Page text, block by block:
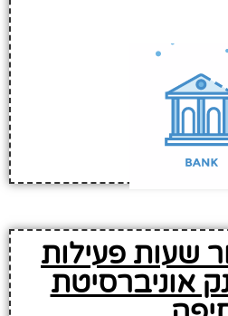
שעות פעילות
אוניברסיטת